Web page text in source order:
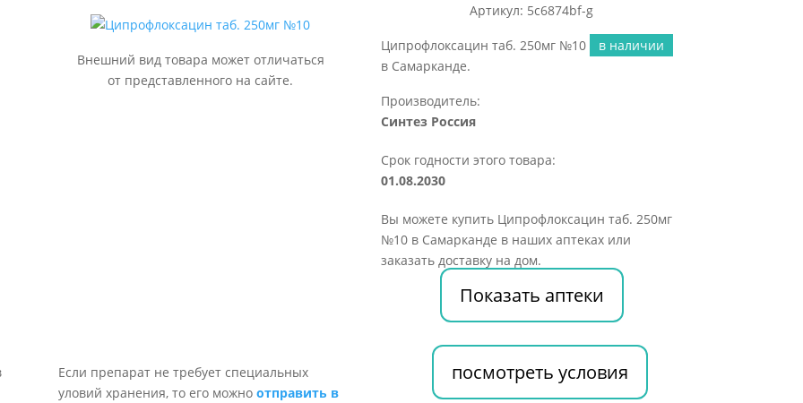
Внешний вид товара может отличаться
от представленного на сайте.
Артикул: 5c6874bf-g
Ципрофлоксацин таб. 250мг №10
в наличии
в Самарканде.
Производитель:
Синтез Россия
Срок годности этого товара:
01.08.2030
Вы можете купить Ципрофлоксацин таб. 250мг
№10 в Самарканде в наших аптеках или
заказать доставку на дом.
Показать аптеки
Если препарат не требует специальных
уловий хранения, то его можно отправить в
посмотреть условия